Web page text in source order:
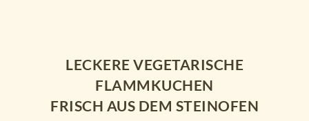
LECKERE VEGETARISCHE
FLAMMKUCHEN
FRISCH AUS DEM STEINOFEN